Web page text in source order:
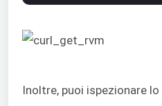
Inoltre, puoi ispezionare